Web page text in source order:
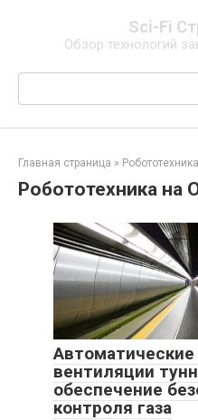
Sci-Fi
Обзор технологий
Поиск:
Главная страница »
Робототехника на
вентиляции
обеспечение
контроля газа